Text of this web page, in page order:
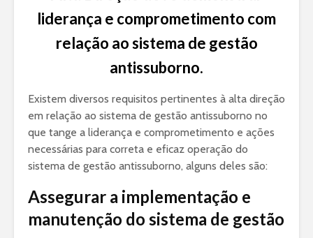
liderança e comprometimento com
relação ao sistema de gestão
antissuborno.
Existem diversos requisitos pertinentes à alta direção
em relação ao sistema de gestão antissuborno no
que tange a liderança e comprometimento e ações
necessárias para correta e eficaz operação do
sistema de gestão antissuborno, alguns deles são:
Assegurar a implementação e
manutenção do sistema de gestão